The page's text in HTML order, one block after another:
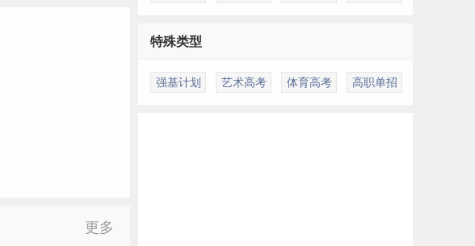
更多
特殊类型
强基计划 艺术高考 体育高考 高职单招